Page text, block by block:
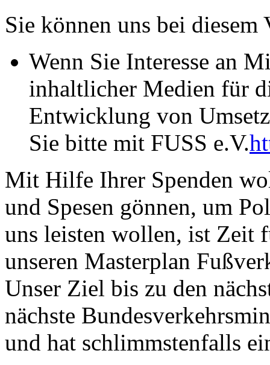
Sie können uns bei diesem
Wenn Sie Interesse an
inhaltlicher Medien für
Entwicklung von
Sie bitte mit FUSS e.V.
Mit Hilfe Ihrer Spenden
und Spesen gönnen, um
uns leisten wollen, ist Zeit
unseren Masterplan
Unser Ziel bis zu den
nächste
und hat schlimmstenfalls